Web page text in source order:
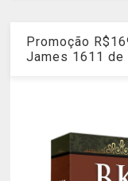
Promoção
James 1611 de